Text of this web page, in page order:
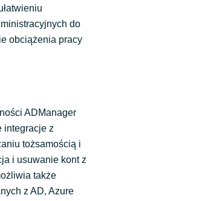
do
obciążenia pracy
ADManager
integracje z
tożsamością i
i usuwanie kont z
także
z AD, Azure